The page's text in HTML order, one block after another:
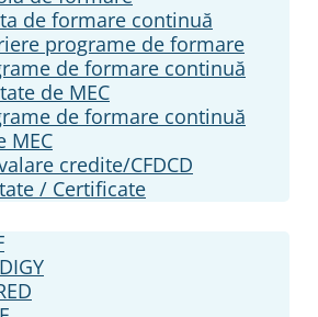
de formare continuă
programe de formare
de formare continuă
de MEC
de formare continuă
MEC
credite/CFDCD
/ Certificate